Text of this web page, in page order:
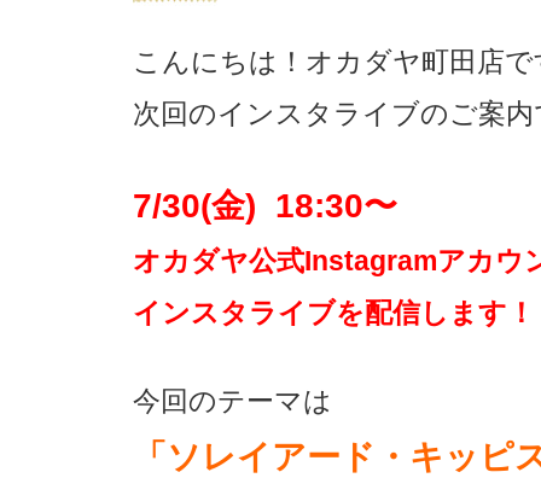
こんにちは！ オカダヤ町田店で
次回のインスタライブのご案
7/30(金) 18:30〜
オカダヤ公式Instagramアカウ
インスタライブを配信します！
今回のテーマは
「ソレイアード・キッピ